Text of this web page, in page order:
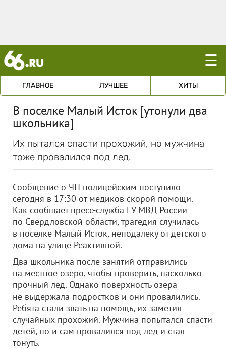
☰
ГЛАВНОЕ ЛУЧШЕЕ ХИТЫ
В поселке Малый Исток [утонули два
школьника]
Их пытался спасти прохожий, но мужчина
тоже провалился под лед.
Сообщение о ЧП полицейским поступило
сегодня в 17:30 от медиков скорой помощи.
Как сообщает пресс-служба ГУ МВД России
по Свердловской области, трагедия случилась
в поселке Малый Исток, неподалеку от детского
дома на улице Реактивной.
Два школьника после занятий отправились
на местное озеро, чтобы проверить, насколько
прочный лед. Однако поверхность озера
не выдержала подростков и они провалились.
Ребята стали звать на помощь, их заметил
случайных прохожий. Мужчина попытался спасти
детей, но и сам провалился под лед и стал
тонуть.